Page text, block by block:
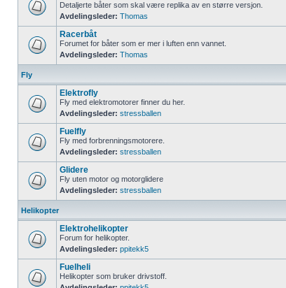
Detaljerte båter som skal være replika av en større versjon.
Avdelingsleder: Thomas
Racerbåt
Forumet for båter som er mer i luften enn vannet.
Avdelingsleder: Thomas
Fly
Elektrofly
Fly med elektromotorer finner du her.
Avdelingsleder: stressballen
Fuelfly
Fly med forbrenningsmotorere.
Avdelingsleder: stressballen
Glidere
Fly uten motor og motorglidere
Avdelingsleder: stressballen
Helikopter
Elektrohelikopter
Forum for helikopter.
Avdelingsleder: ppitekk5
Fuelheli
Helikopter som bruker drivstoff.